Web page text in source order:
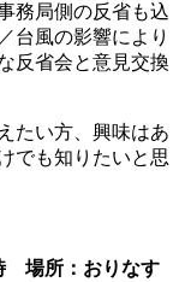
務局側の反省も込
台風の影響により
反省会と意見交換
たい方、興味はあ
でも知りたいと思
場所：おりなす